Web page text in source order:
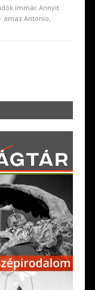
immár. Annyit
amaz Antonio,